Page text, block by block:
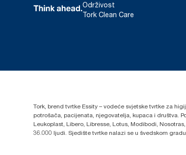
Održivost
Tork Clean Care
Tork, brend tvrtke Essity – vodeće svjetske tvrtke za
potrošača, pacijenata, njegovatelja, kupaca i društva.
Leukoplast, Libero, Libresse, Lotus, Modibodi,
36.000 ljudi. Sjedište tvrtke nalazi se u švedskom